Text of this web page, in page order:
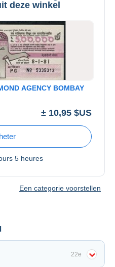
22e
deze winkel
± 10,95 $US
5 heures
Een categorie voorstellen